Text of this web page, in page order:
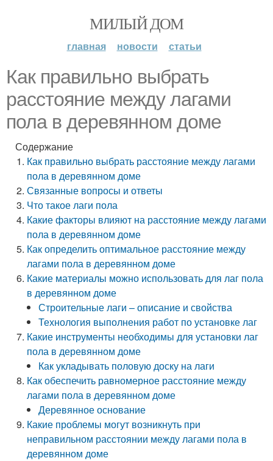
МИЛЫЙ ДОМ
главная новости статьи
Как правильно выбрать
расстояние между лагами
пола в деревянном доме
Содержание
Как правильно выбрать расстояние между лагами
пола в деревянном доме
Связанные вопросы и ответы
Что такое лаги пола
Какие факторы влияют на расстояние между лагами
пола в деревянном доме
Как определить оптимальное расстояние между
лагами пола в деревянном доме
Какие материалы можно использовать для лаг пола
в деревянном доме
Строительные лаги – описание и свойства
Технология выполнения работ по установке лаг
Какие инструменты необходимы для установки лаг
пола в деревянном доме
Как укладывать половую доску на лаги
Как обеспечить равномерное расстояние между
лагами пола в деревянном доме
Деревянное основание
Какие проблемы могут возникнуть при
неправильном расстоянии между лагами пола в
деревянном доме